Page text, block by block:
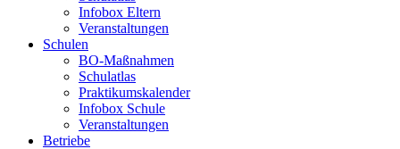
Infobox Eltern
Veranstaltungen
Schulen
BO-Maßnahmen
Schulatlas
Praktikumskalender
Infobox Schule
Veranstaltungen
Betriebe